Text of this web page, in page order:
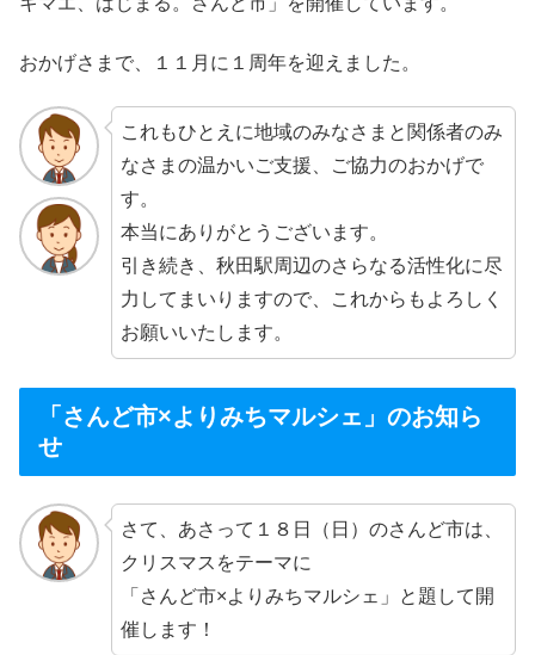
おかげさまで、１１月に１周年を迎えました。
これもひとえに地域のみなさまと関係者のみ
なさまの温かいご支援、ご協力のおかげで
す。
本当にありがとうございます。
引き続き、秋田駅周辺のさらなる活性化に尽
力してまいりますので、これからもよろしく
お願いいたします。
「さんど市×よりみちマルシェ」のお知ら
せ
さて、あさって１８日（日）のさんど市は、
クリスマスをテーマに
「さんど市×よりみちマルシェ」と題して開
催します！